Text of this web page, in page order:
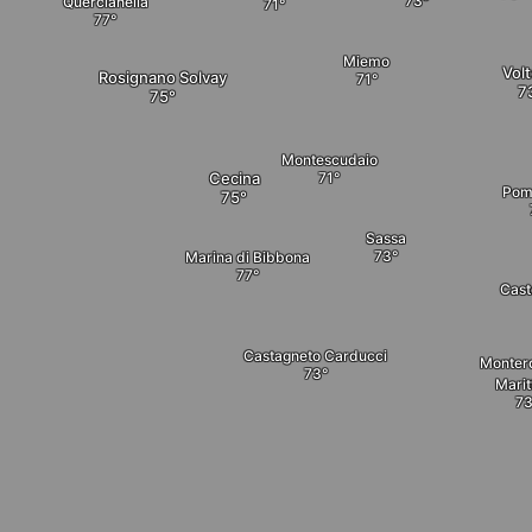
Marina di Bibbona
Cecina
Sassa
Castagneto Carducci
Rosignano Solvay
Miemo
Montescudaio